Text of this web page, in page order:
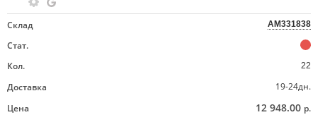
Склад AM331838
Стат.
Кол.
22
Доставка
19-24дн.
Цена
12 948.00 р.